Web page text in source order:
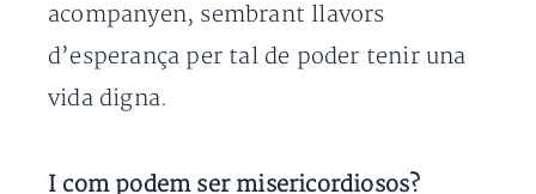
acompanyen, sembrant llavors
d’esperança per tal de poder tenir una
vida digna.
I com podem ser misericordiosos?